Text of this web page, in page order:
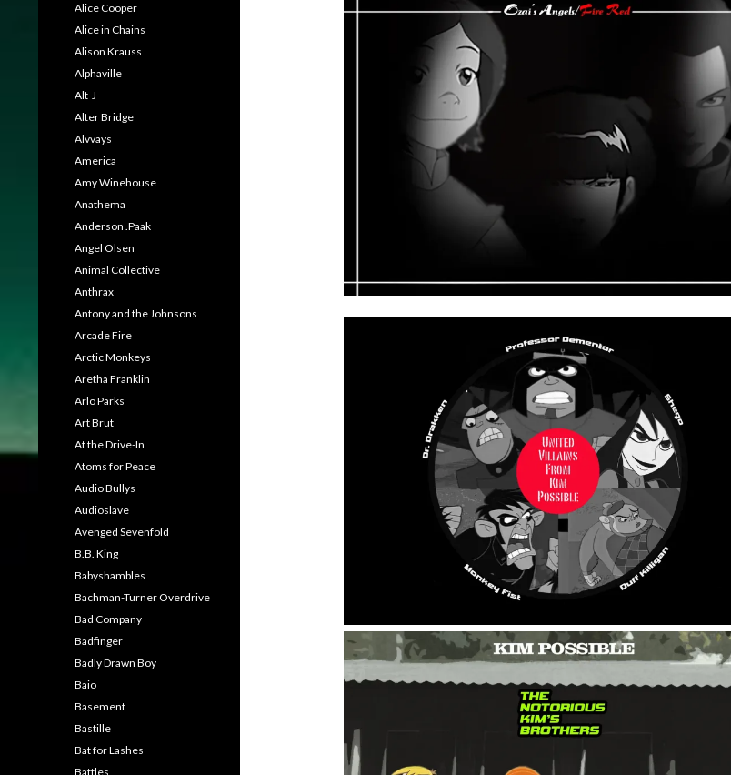
Alice Cooper
Alice in Chains
Alison Krauss
Alphaville
Alt-J
Alter Bridge
Alvvays
America
Amy Winehouse
Anathema
Anderson .Paak
Angel Olsen
Animal Collective
Anthrax
Antony and the Johnsons
Arcade Fire
Arctic Monkeys
Aretha Franklin
Arlo Parks
Art Brut
At the Drive-In
Atoms for Peace
Audio Bullys
Audioslave
Avenged Sevenfold
B.B. King
Babyshambles
Bachman-Turner Overdrive
Bad Company
Badfinger
Badly Drawn Boy
Baio
Basement
Bastille
Bat for Lashes
Battles